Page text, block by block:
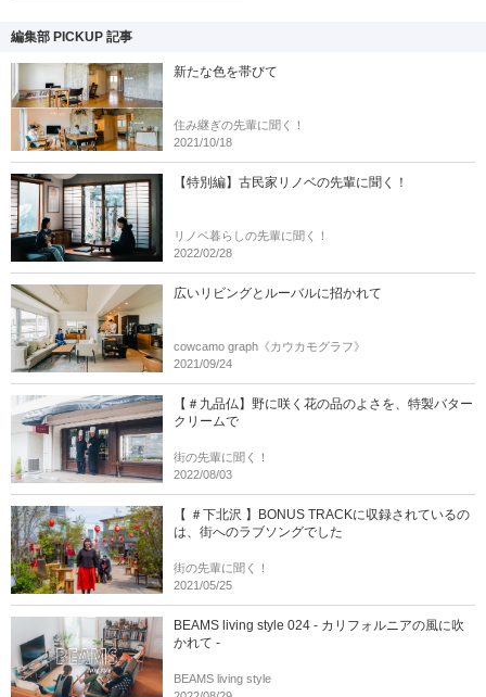
編集部 PICKUP 記事
新たな色を帯びて
住み継ぎの先輩に聞く！
2021/10/18
【特別編】古民家リノベの先輩に聞く！
リノベ暮らしの先輩に聞く！
2022/02/28
広いリビングとルーバルに招かれて
cowcamo graph《カウカモグラフ》
2021/09/24
【＃九品仏】野に咲く花の品のよさを、特製バター
クリームで
街の先輩に聞く！
2022/08/03
【 ＃下北沢 】BONUS TRACKに収録されているの
は、街へのラブソングでした
街の先輩に聞く！
2021/05/25
BEAMS living style 024 - カリフォルニアの風に吹
かれて -
BEAMS living style